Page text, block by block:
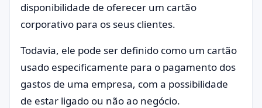
disponibilidade de oferecer um cartão
corporativo para os seus clientes.
Todavia, ele pode ser definido como um cartão
usado especificamente para o pagamento dos
gastos de uma empresa, com a possibilidade
de estar ligado ou não ao negócio.